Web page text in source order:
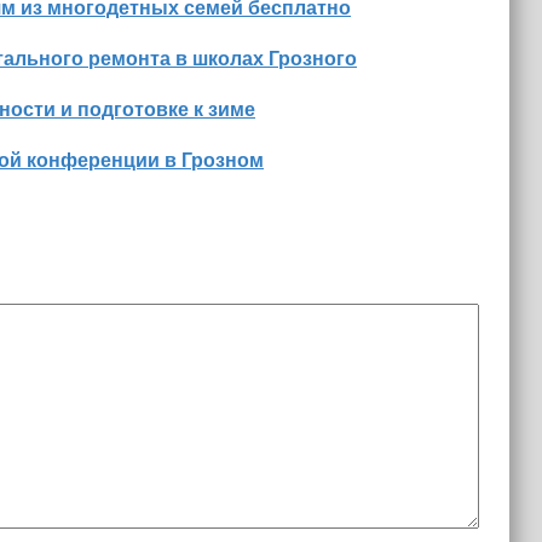
из многодетных семей бесплатно
ремонта в школах Грозного
и подготовке к зиме
конференции в Грозном